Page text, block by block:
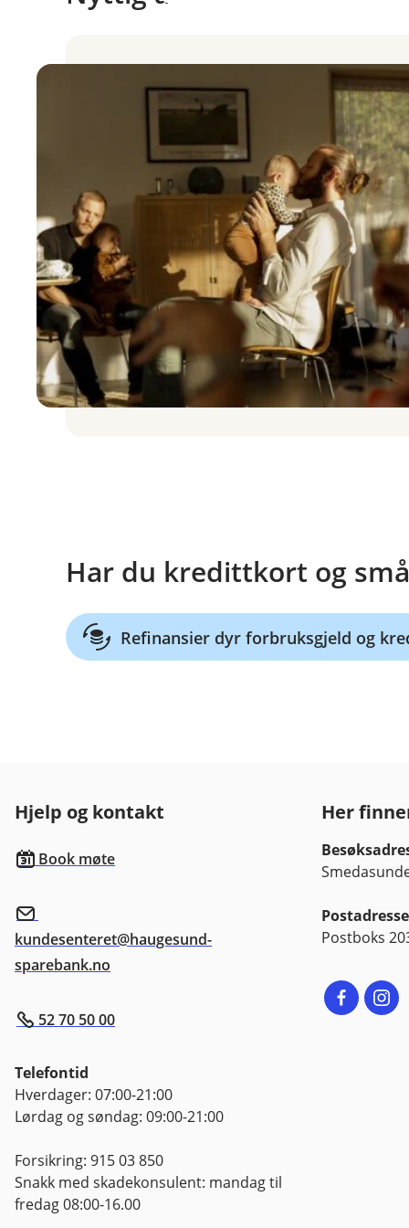
Har du kredittkort og
Refinansier dyr forbruksgjeld og
Hjelp og kontakt
Book møte
kundesenteret@haugesund-
sparebank.no
52 70 50 00
Telefontid
Hverdager: 07:00-21:00
Lørdag og søndag: 09:00-21:00
Forsikring: 915 03 850
Snakk med skadekonsulent: mandag til
fredag 08:00-16.00
Her
Postadresse
Postboks